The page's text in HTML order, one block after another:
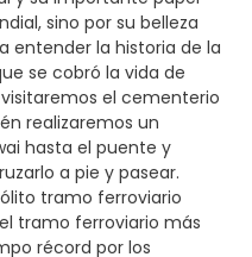
sino por su belleza
entender la historia de la
se cobró la vida de
el cementerio
realizaremos un
hasta el puente y
a pie y pasear.
tramo ferroviario
tramo ferroviario más
récord por los